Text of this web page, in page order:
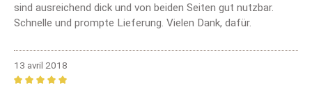
sind ausreichend dick und von beiden Seiten gut nutzbar.
Schnelle und prompte Lieferung. Vielen Dank, dafür.
13 avril 2018